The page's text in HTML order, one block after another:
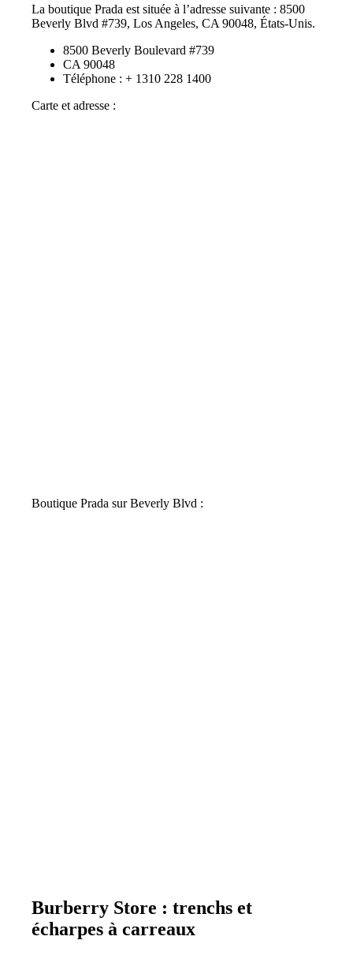
La boutique Prada est située à l’adresse suivante : 8500
Beverly Blvd #739, Los Angeles, CA 90048, États-Unis.
8500 Beverly Boulevard #739
CA 90048
Téléphone : + 1310 228 1400
Carte et adresse :
Boutique Prada sur Beverly Blvd :
Burberry Store : trenchs et
écharpes à carreaux